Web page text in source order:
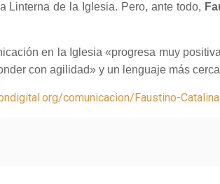
Linterna de la Iglesia. Pero, ante todo,
en la Iglesia «progresa muy
con agilidad» y un lenguaje más
comunicacion/Faustino-